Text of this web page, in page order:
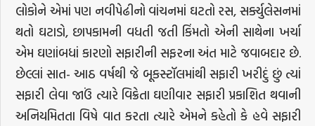
લોકોને એમાં પણ નવીપેઢીનો વાંચનમાં ઘટતો રસ, સર્ક્યુલેસનમાં
થતો ઘટાડો, છાપકામની વધતી જતી કિંમતો એની સાથેના ખર્ચા
એમ ઘણાંબધાં કારણો સફારીની સફરના અંત માટે જવાબદાર છે.
છેલ્લાં સાત- આઠ વર્ષથી જે બૂકસ્ટૉલમાંથી સફારી ખરીદું છું ત્યાં
સફારી લેવા જાઉં ત્યારે વિક્રેતા ઘણીવાર સફારી પ્રકાશિત થવાની
અનિયમિતતા વિષે વાત કરતા ત્યારે એમને કહેતો કે હવે સફારી